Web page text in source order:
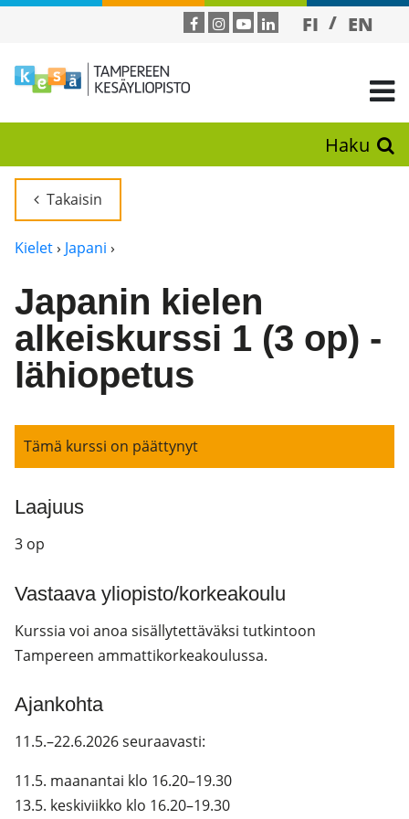
FI EN
Haku
Takaisin
Kielet› Japani ›
Japanin kielen
alkeiskurssi 1 (3 op) -
lähiopetus
Tämä kurssi on päättynyt
Laajuus
3 op
Vastaava yliopisto/korkeakoulu
Kurssia voi anoa sisällytettäväksi tutkintoon
Tampereen ammattikorkeakoulussa.
Ajankohta
11.5.–22.6.2026 seuraavasti:
11.5. maanantai klo 16.20–19.30
13.5. keskiviikko klo 16.20–19.30